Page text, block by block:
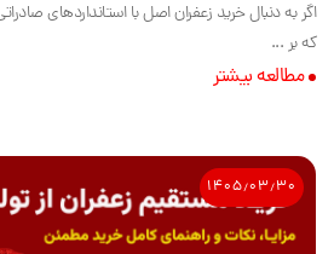
اگر به دنبال خرید زعفران اصل با استانداردهای
که بر ...
مطالعه بیشتر
۱۴۰۵٫۰۳٫۳۰